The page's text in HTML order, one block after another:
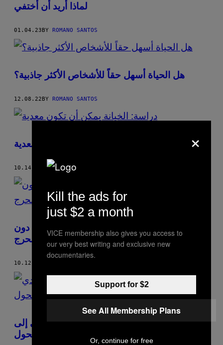
لماذا أريد أن أختفي
01.04.23BY ROMANO SANTOS
هل الحياة أسهل حقاً للأشخاص الأكثر جاذبية؟
12.08.22BY ROMANO SANTOS
دراسة: الخيانة يمكن أن تكون معدية
10.14.22 BYROMANO SANTOS
ممارسة الجنس -كيف تقوم بالخطوة الأولى دون
الشعور بالحرج
10.12.22
توصلت دراسة إلى أن السعي للكمال قد يؤدي إلى
إدمان الكحول
×
Kill the ads for
just $2 a month
VICE membership also gives you access to
our very best writing and exclusive new
documentaries.
Support for $2
See All Membership Plans
Or, continue for free